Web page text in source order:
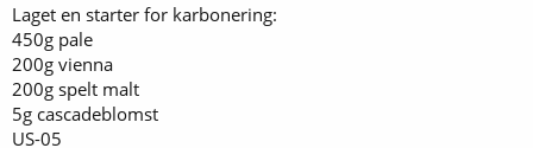
Laget en starter for karbonering:
450g pale
200g vienna
200g spelt malt
5g cascadeblomst
US-05